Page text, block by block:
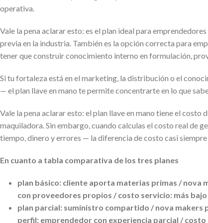
operativa.
Vale la pena aclarar esto: es el plan ideal para
previa en la industria. También es la opción correcta para
tener que construir conocimiento interno en formulación,
Si tu fortaleza está en el marketing, la distribución o el
— el plan llave en mano te permite concentrarte en lo que
Vale la pena aclarar esto: el plan llave en mano tiene el
maquiladora. Sin embargo, cuando calculas el costo real de
tiempo, dinero y errores — la diferencia de costo casi
En cuanto a tabla comparativa de los tres planes
plan básico: cliente aporta materias primas / nova
con proveedores propios / costo servicio: más bajo
plan parcial: suministro compartido / nova makers
perfil: emprendedor con experiencia parcial /